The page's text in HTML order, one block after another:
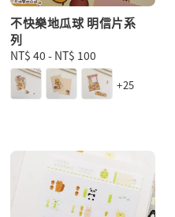
不快樂地瓜球 明信片系
列
Regular
price
NT$ 40 - NT$ 100
+25